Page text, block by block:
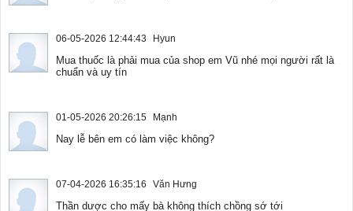
06-05-2026 12:44:43 Hyun
Mua thuốc là phải mua của shop em Vũ nhé mọi người rất là
chuẩn và uy tín
01-05-2026 20:26:15 Mạnh
Nay lễ bên em có làm việc không?
07-04-2026 16:35:16 Văn Hưng
Thần dược cho mấy bà không thích chồng sớ tới